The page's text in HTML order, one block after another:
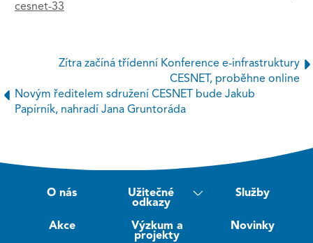
cesnet-33
Novým ředitelem sdružení CESNET bude Jakub
Papírník, nahradí Jana Gruntoráda
Zítra začíná třídenní Konference e-infrastruktury
CESNET, proběhne online
O nás
Užitečné
odkazy
Služby
Akce
Výzkum a
projekty
Novinky